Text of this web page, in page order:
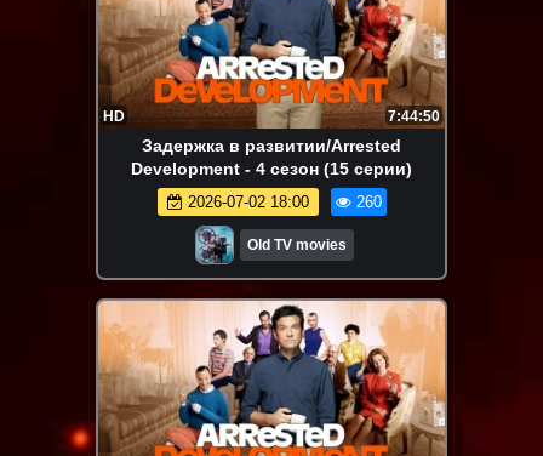
HD 7:44:50
Задержка в развитии/Arrested
Development - 4 сезон (15 серии)
2026-07-02 18:00 260
Old TV movies